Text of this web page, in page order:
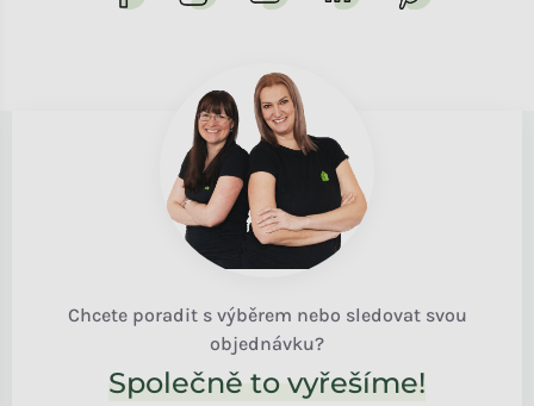
Chcete poradit s výběrem nebo sledovat svou
objednávku?
Společně to vyřešíme!